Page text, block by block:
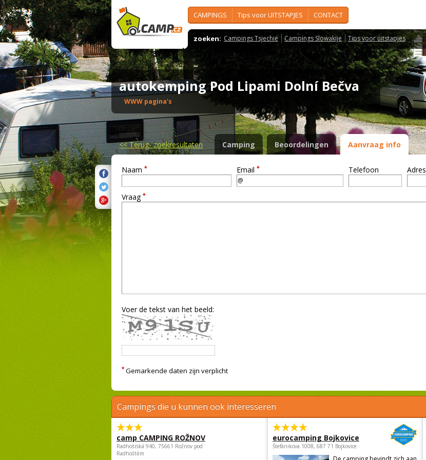
CAMPINGS Tips voor UITSTAPJES CONTACT
zoeken: Campings Tsjechië Campings Slowakije Tips voor uitstapjes
autokemping Pod Lipami Dolní Bečva
WWW pagina's
<<Terug- zoekresultaten Camping Beoordelingen Aanvraag info
Naam * Email * Telefoon Adres
Vraag *
Voer de tekst van het beeld:
* Gemarkende daten zijn verplicht
Campings die u kunnen ook interesseren
camp CAMPING ROŽNOV
Radhošťská 940, 75661 Rožnov pod
Radhoštěm
eurocamping Bojkovice
Štefánikova 1008, 687 71 Bojkovice